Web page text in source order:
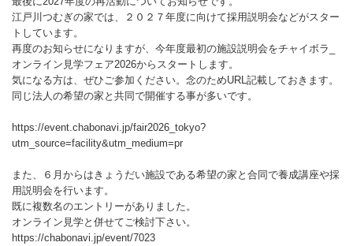
江戸川つむぎの家では、２０２７年度に向けて採用説明会などがスター
トしています。
再度のお知らせになりますが、今年度最初の施設説明会をチャイボラ_
オンライン見学フェア2026からスタートします。
気になる方は、ぜひご参加ください。念のためURL記載しておきます。
同じ法人の希望の家と共同で開催する事が多いです。
https://event.chabonavi.jp/fair2026_tokyo?
utm_source=facility&utm_medium=pr
また、６月からはきょうだい施設である希望の家と合同で養成講座や採
用説明会を行います。
既に複数名のエントリーがありました。
オンライン見学と併せてご検討下さい。
https://chabonavi.jp/event/7023